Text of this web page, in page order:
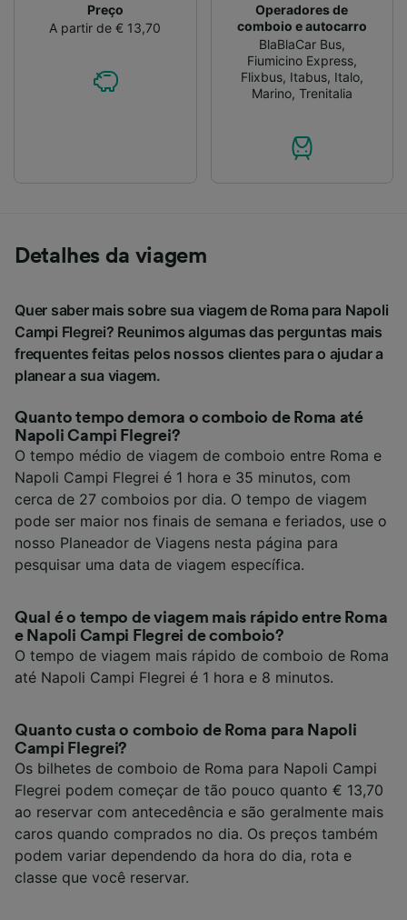
Preço
A partir de € 13,70
Operadores de
comboio e autocarro
BlaBlaCar Bus,
Fiumicino Express,
Flixbus, Itabus, Italo,
Marino, Trenitalia
Detalhes da viagem
Quer saber mais sobre sua viagem de Roma para Napoli
Campi Flegrei? Reunimos algumas das perguntas mais
frequentes feitas pelos nossos clientes para o ajudar a
planear a sua viagem.
Quanto tempo demora o comboio de Roma até
Napoli Campi Flegrei?
O tempo médio de viagem de comboio entre Roma e
Napoli Campi Flegrei é 1 hora e 35 minutos, com
cerca de 27 comboios por dia. O tempo de viagem
pode ser maior nos finais de semana e feriados, use o
nosso Planeador de Viagens nesta página para
pesquisar uma data de viagem específica.
Qual é o tempo de viagem mais rápido entre Roma
e Napoli Campi Flegrei de comboio?
O tempo de viagem mais rápido de comboio de Roma
até Napoli Campi Flegrei é 1 hora e 8 minutos.
Quanto custa o comboio de Roma para Napoli
Campi Flegrei?
Os bilhetes de comboio de Roma para Napoli Campi
Flegrei podem começar de tão pouco quanto € 13,70
ao reservar com antecedência e são geralmente mais
caros quando comprados no dia. Os preços também
podem variar dependendo da hora do dia, rota e
classe que você reservar.